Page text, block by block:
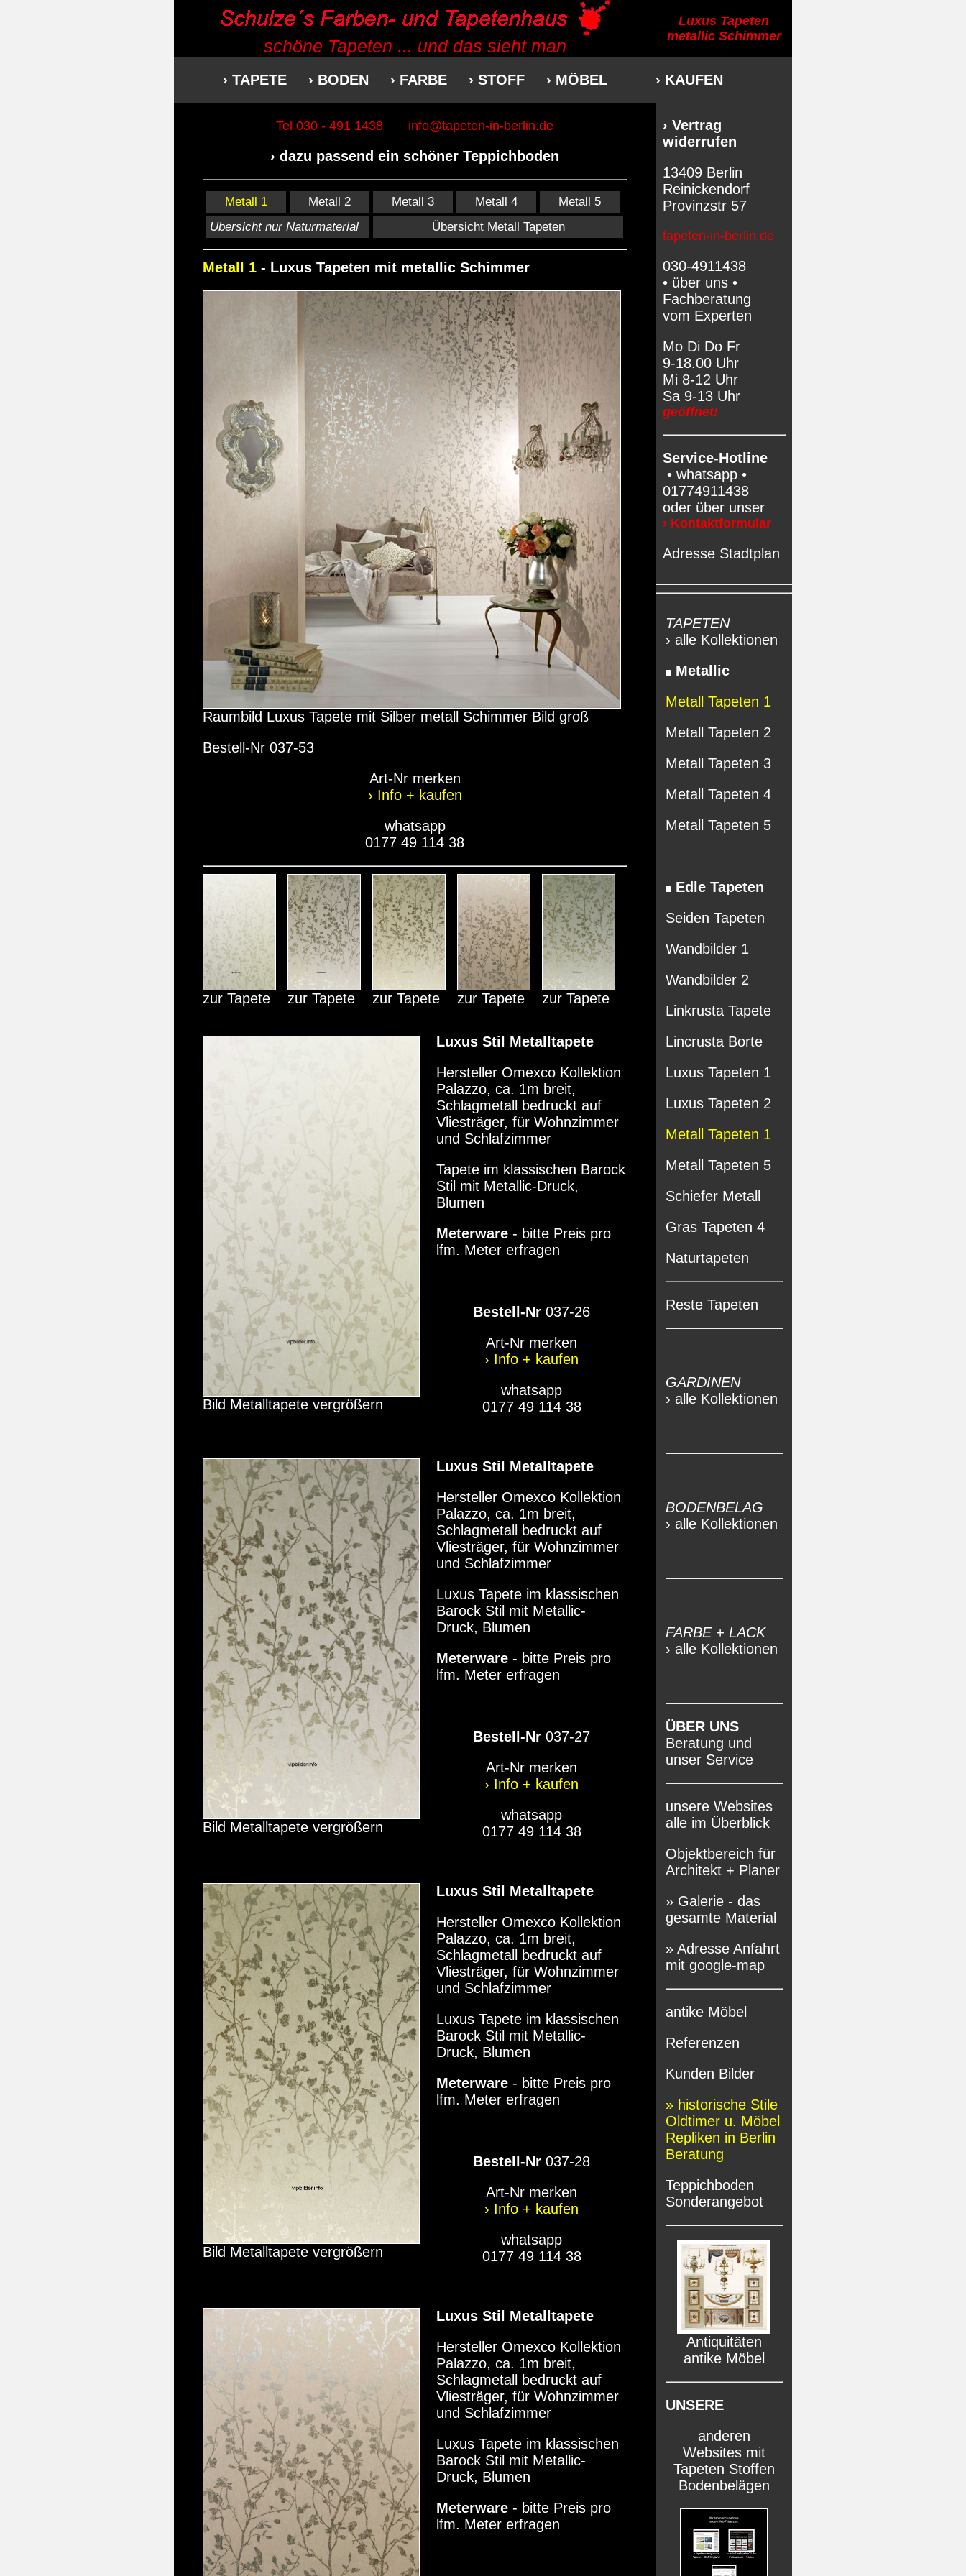
schöne Tapeten ... und das sieht man
Luxus Tapeten
metallic Schimmer
› TAPETE › BODEN › FARBE › STOFF › MÖBEL › KAUFEN
Tel 030 - 491 1438 info@tapeten-in-berlin.de
› dazu passend ein schöner Teppichboden
Metall 1 Metall 2 Metall 3 Metall 4
Metall 5
Übersicht nur Naturmaterial
Übersicht Metall Tapeten
Metall 1 - Luxus Tapeten mit metallic Schimmer
Raumbild Luxus Tapete mit Silber metall Schimmer Bild groß
Bestell-Nr 037-53
Art-Nr merken
› Info + kaufen
whatsapp
0177 49 114 38
zur Tapete zur Tapete zur Tapete zur Tapete zur Tapete
Bild Metalltapete vergrößern
Luxus Stil Metalltapete
Hersteller Omexco Kollektion
Palazzo, ca. 1m breit,
Schlagmetall bedruckt auf
Vliesträger, für Wohnzimmer
und Schlafzimmer
Tapete im klassischen Barock
Stil mit Metallic-Druck,
Blumen
Meterware - bitte Preis pro
lfm. Meter erfragen
Bestell-Nr 037-26
Art-Nr merken
› Info + kaufen
whatsapp
0177 49 114 38
Bild Metalltapete vergrößern
Luxus Stil Metalltapete
Hersteller Omexco Kollektion
Palazzo, ca. 1m breit,
Schlagmetall bedruckt auf
Vliesträger, für Wohnzimmer
und Schlafzimmer
Luxus Tapete im klassischen
Barock Stil mit Metallic-
Druck, Blumen
Meterware - bitte Preis pro
lfm. Meter erfragen
Bestell-Nr 037-27
Art-Nr merken
› Info + kaufen
whatsapp
0177 49 114 38
Bild Metalltapete vergrößern
Luxus Stil Metalltapete
Hersteller Omexco Kollektion
Palazzo, ca. 1m breit,
Schlagmetall bedruckt auf
Vliesträger, für Wohnzimmer
und Schlafzimmer
Luxus Tapete im klassischen
Barock Stil mit Metallic-
Druck, Blumen
Meterware - bitte Preis pro
lfm. Meter erfragen
Bestell-Nr 037-28
Art-Nr merken
› Info + kaufen
whatsapp
0177 49 114 38
Luxus Stil Metalltapete
Hersteller Omexco Kollektion
Palazzo, ca. 1m breit,
Schlagmetall bedruckt auf
Vliesträger, für Wohnzimmer
und Schlafzimmer
Luxus Tapete im klassischen
Barock Stil mit Metallic-
Druck, Blumen
Meterware - bitte Preis pro
lfm. Meter erfragen
› Vertrag
widerrufen
13409 Berlin
Reinickendorf
Provinzstr 57
tapeten-in-berlin.de
030-4911438
• über uns •
Fachberatung
vom Experten
Mo Di Do Fr
9-18.00 Uhr
Mi 8-12 Uhr
Sa 9-13 Uhr
geöffnet!
Service-Hotline
• whatsapp •
01774911438
oder über unser
› Kontaktformular
Adresse Stadtplan
TAPETEN
› alle Kollektionen
Metallic
Metall Tapeten 1
Metall Tapeten 2
Metall Tapeten 3
Metall Tapeten 4
Metall Tapeten 5
Edle Tapeten
Seiden Tapeten
Wandbilder 1
Wandbilder 2
Linkrusta Tapete
Lincrusta Borte
Luxus Tapeten 1
Luxus Tapeten 2
Metall Tapeten 1
Metall Tapeten 5
Schiefer Metall
Gras Tapeten 4
Naturtapeten
Reste Tapeten
GARDINEN
› alle Kollektionen
BODENBELAG
› alle Kollektionen
FARBE + LACK
› alle Kollektionen
ÜBER UNS
Beratung und
unser Service
unsere Websites
alle im Überblick
Objektbereich für
Architekt + Planer
» Galerie - das
gesamte Material
» Adresse Anfahrt
mit google-map
antike Möbel
Referenzen
Kunden Bilder
» historische Stile
Oldtimer u. Möbel
Repliken in Berlin
Beratung
Teppichboden
Sonderangebot
Antiquitäten
antike Möbel
UNSERE
anderen
Websites mit
Tapeten Stoffen
Bodenbelägen